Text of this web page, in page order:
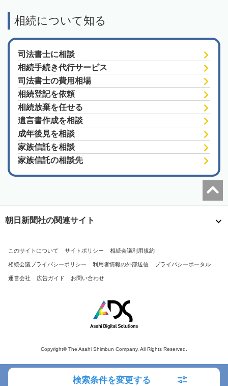
相続について知る
司法書士に相談
相続手続き代行サービス
司法書士の費用相場
相続登記を依頼
相続放棄を任せる
遺言書作成を相談
成年後見を相談
家族信託を相談
家族信託の相談先
検索条件を変更する
朝日新聞社の関連サイト
このサイトについて サイトポリシー 相続会議利用規約
相続会議プライバシーポリシー 利用者情報の外部送信 プライバシーポータル
運営会社 広告ガイド お問い合わせ
Copyright© The Asahi Shimbun Company. All Rights Reserved.